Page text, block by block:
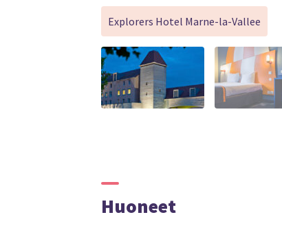
Explorers Hotel Marne-la-Vallee
Huoneet